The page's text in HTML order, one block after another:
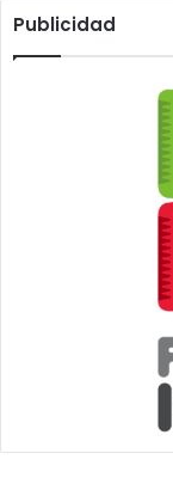
Publicidad